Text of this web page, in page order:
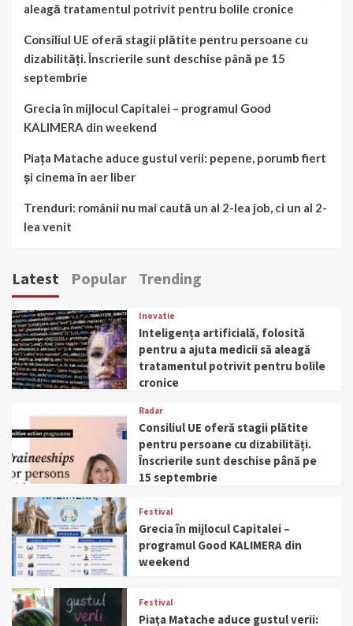
aleagă tratamentul potrivit pentru bolile cronice
Consiliul UE oferă stagii plătite pentru persoane cu
dizabilități. Înscrierile sunt deschise până pe 15
septembrie
Grecia în mijlocul Capitalei – programul Good
KALIMERA din weekend
Piața Matache aduce gustul verii: pepene, porumb fiert
și cinema în aer liber
Trenduri: românii nu mai caută un al 2-lea job, ci un al 2-
lea venit
Latest Popular Trending
Inovatie
Inteligența artificială, folosită
pentru a ajuta medicii să aleagă
tratamentul potrivit pentru bolile
cronice
Radar
Consiliul UE oferă stagii plătite
pentru persoane cu dizabilități.
Înscrierile sunt deschise până pe
15 septembrie
Festival
Grecia în mijlocul Capitalei –
programul Good KALIMERA din
weekend
Festival
Piața Matache aduce gustul verii: